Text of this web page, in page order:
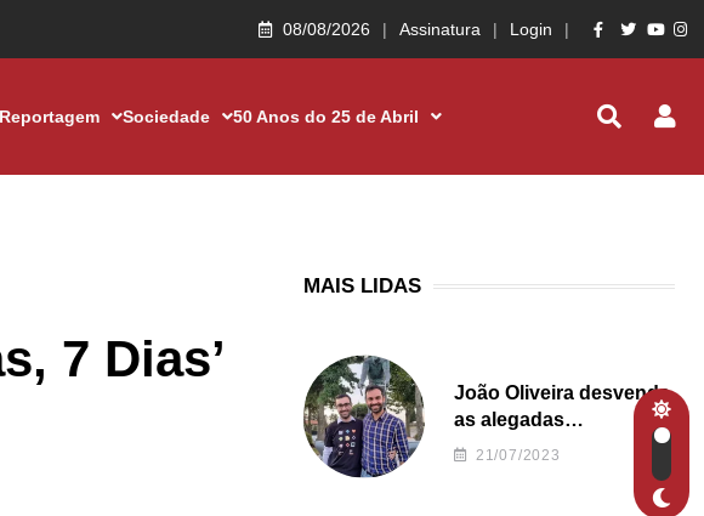
08/08/2026 Assinatura Login
Sociedade 50 Anos do 25 de Abril
7 Dias’
MAIS LIDAS
João Oliveira desvenda
as alegadas
irregularidades da
Junta de Freguesia S.
21/07/2023